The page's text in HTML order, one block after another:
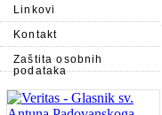
Linkovi
Kontakt
Zaštita osobnih
podataka